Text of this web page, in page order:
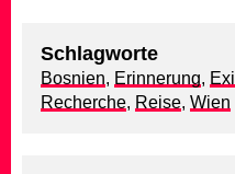
Schlagworte
Bosnien, Erinnerung, Exil
Recherche, Reise, Wien